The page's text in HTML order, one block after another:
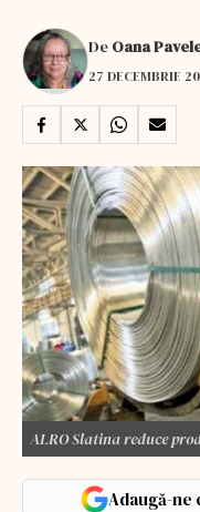
De Oana
27 DECEMBRIE
ALRO Slatina reduce
Adaugă-ne